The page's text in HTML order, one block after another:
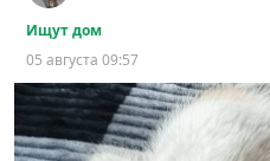
Ищут дом
05 августа 09:57